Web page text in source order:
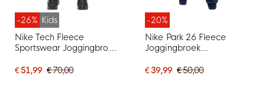
-26% Kids
Nike Tech Fleece
Sportswear Joggingbroek
€ 51,99 € 70,00
-20%
Nike Park 26 Fleece
Joggingbroek
€ 39,99 € 50,00